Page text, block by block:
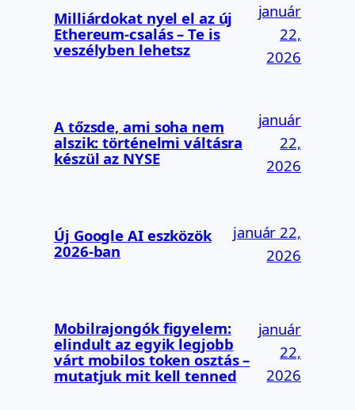
Milliárdokat nyel el az új
Ethereum-csalás – Te is
veszélyben lehetsz
január
22,
2026
A tőzsde, ami soha nem
alszik: történelmi váltásra
készül az NYSE
január
22,
2026
Új Google AI eszközök
2026-ban
január 22,
2026
Mobilrajongók figyelem:
elindult az egyik legjobb
várt mobilos token osztás –
mutatjuk mit kell tenned
január
22,
2026